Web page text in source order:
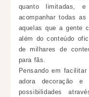
quanto limitadas,
acompanhar todas
aquelas que a gente
além do conteúdo
de milhares de
para fãs.
Pensando em
adora decoração
possibilidades